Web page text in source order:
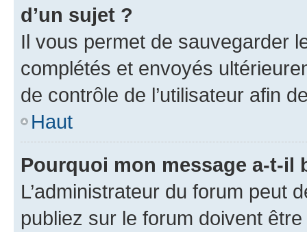
d’un sujet ?
Il vous permet de sauvegarder
complétés et envoyés
de contrôle de l’utilisateur afin
Haut
Pourquoi mon message a-t-il
L’administrateur du forum peut
publiez sur le forum doivent